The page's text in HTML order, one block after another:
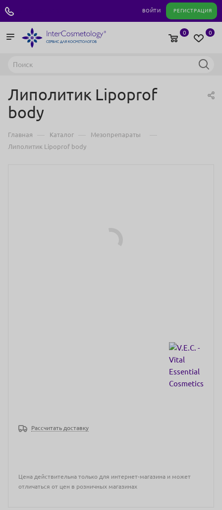
ВОЙТИ РЕГИСТРАЦИЯ
0
0
Липолитик Lipoprof
body
Главная — Каталог — Мезопрепараты —
Липолитик Lipoprof body
Рассчитать доставку
Цена действительна только для интернет-магазина и может
отличаться от цен в розничных магазинах